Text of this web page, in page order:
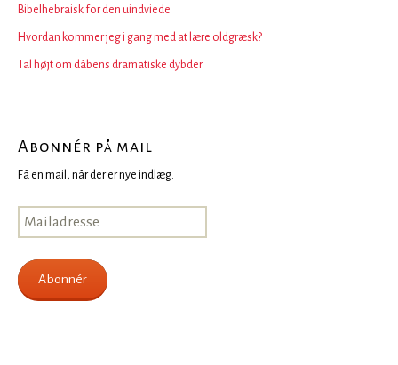
Bibelhebraisk for den uindviede
Hvordan kommer jeg i gang med at lære oldgræsk?
Tal højt om dåbens dramatiske dybder
Abonnér på mail
Få en mail, når der er nye indlæg.
Mailadresse
Abonnér